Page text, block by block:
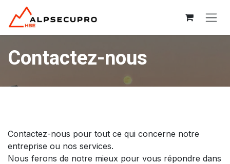
Se rendre au contenu
Contactez-nous
Contactez-nous pour tout ce qui concerne notre
entreprise ou nos services.
Nous ferons de notre mieux pour vous répondre dans